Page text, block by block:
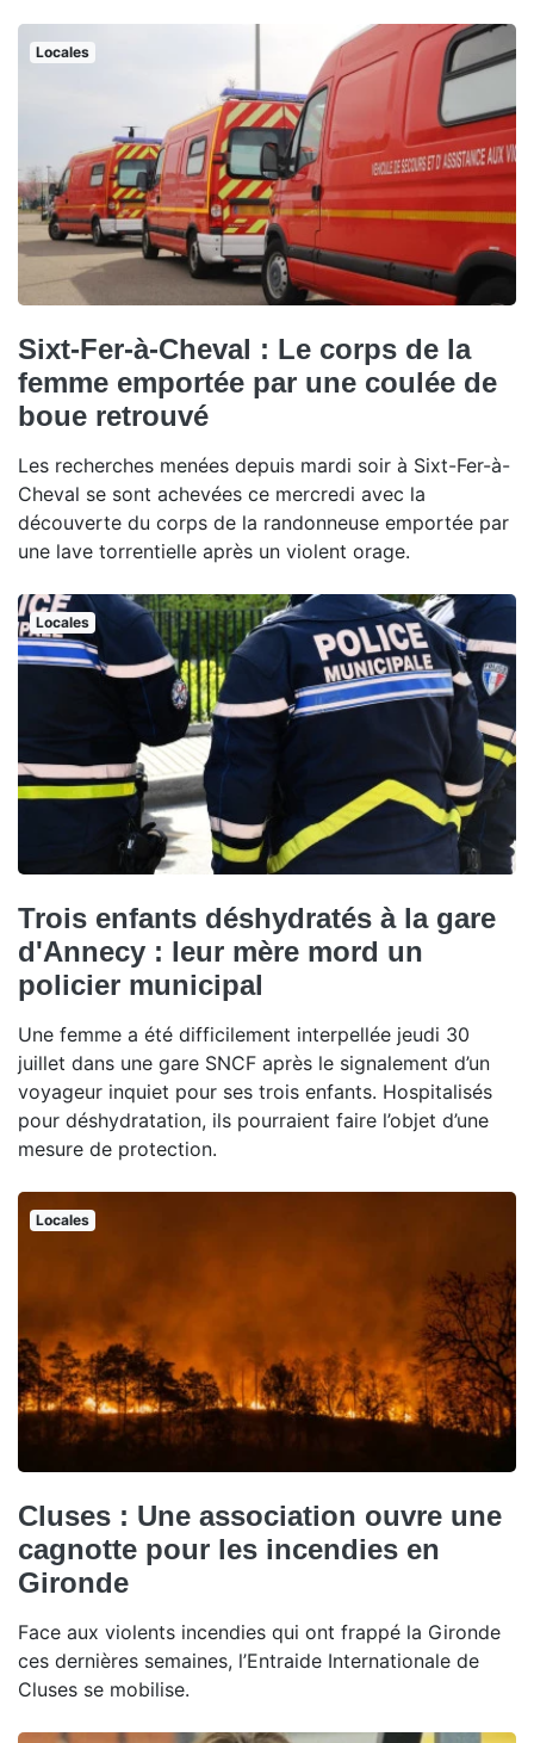
Locales
Sixt-Fer-à-Cheval : Le corps de la
femme emportée par une coulée de
boue retrouvé
Les recherches menées depuis mardi soir à Sixt-Fer-à-
Cheval se sont achevées ce mercredi avec la
découverte du corps de la randonneuse emportée par
une lave torrentielle après un violent orage.
Locales
Trois enfants déshydratés à la gare
d'Annecy : leur mère mord un
policier municipal
Une femme a été difficilement interpellée jeudi 30
juillet dans une gare SNCF après le signalement d’un
voyageur inquiet pour ses trois enfants. Hospitalisés
pour déshydratation, ils pourraient faire l’objet d’une
mesure de protection.
Locales
Cluses : Une association ouvre une
cagnotte pour les incendies en
Gironde
Face aux violents incendies qui ont frappé la Gironde
ces dernières semaines, l’Entraide Internationale de
Cluses se mobilise.